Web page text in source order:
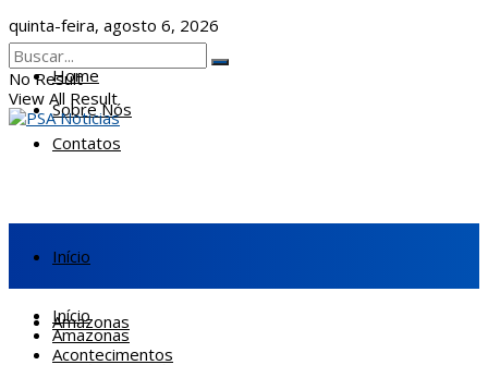
quinta-feira, agosto 6, 2026
Home
Sobre Nós
Contatos
No Result
View All Result
Início
Amazonas
Início
Amazonas
Acontecimentos